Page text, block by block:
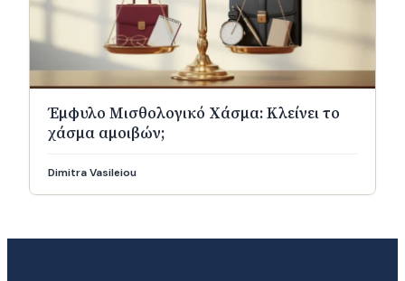
Έμφυλο Μισθολογικό Χάσμα: Κλείνει το
χάσμα αμοιβών;
Dimitra Vasileiou